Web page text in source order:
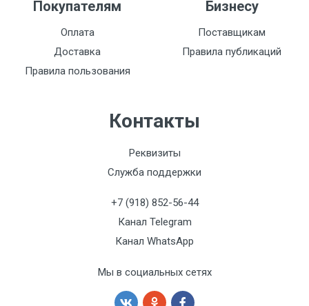
Покупателям
Оплата
Доставка
Правила пользования
Бизнесу
Поставщикам
Правила публикаций
Контакты
Реквизиты
Служба поддержки
+7 (918) 852-56-44
Канал Telegram
Канал WhatsApp
Мы в социальных сетях